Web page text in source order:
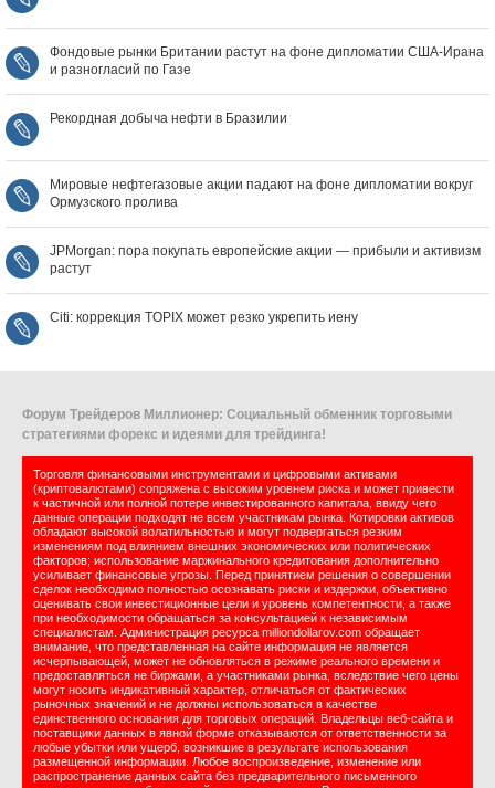
Фондовые рынки Британии растут на фоне дипломатии США‑Ирана
и разногласий по Газе
Рекордная добыча нефти в Бразилии
Мировые нефтегазовые акции падают на фоне дипломатии вокруг
Ормузского пролива
JPMorgan: пора покупать европейские акции — прибыли и активизм
растут
Citi: коррекция TOPIX может резко укрепить иену
Форум Трейдеров Миллионер: Социальный обменник торговыми
стратегиями форекс и идеями для трейдинга!
Торговля финансовыми инструментами и цифровыми активами
(криптовалютами) сопряжена с высоким уровнем риска и может привести
к частичной или полной потере инвестированного капитала, ввиду чего
данные операции подходят не всем участникам рынка. Котировки активов
обладают высокой волатильностью и могут подвергаться резким
изменениям под влиянием внешних экономических или политических
факторов; использование маржинального кредитования дополнительно
усиливает финансовые угрозы. Перед принятием решения о совершении
сделок необходимо полностью осознавать риски и издержки, объективно
оценивать свои инвестиционные цели и уровень компетентности, а также
при необходимости обращаться за консультацией к независимым
специалистам. Администрация ресурса milliondollarov.com обращает
внимание, что представленная на сайте информация не является
исчерпывающей, может не обновляться в режиме реального времени и
предоставляться не биржами, а участниками рынка, вследствие чего цены
могут носить индикативный характер, отличаться от фактических
рыночных значений и не должны использоваться в качестве
единственного основания для торговых операций. Владельцы веб-сайта и
поставщики данных в явной форме отказываются от ответственности за
любые убытки или ущерб, возникшие в результате использования
размещенной информации. Любое воспроизведение, изменение или
распространение данных сайта без предварительного письменного